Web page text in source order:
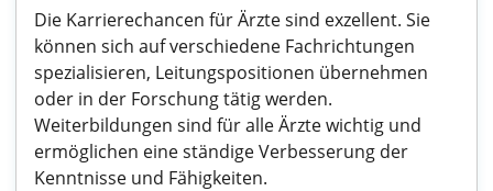
Die Karrierechancen für Ärzte sind exzellent. Sie
können sich auf verschiedene Fachrichtungen
spezialisieren, Leitungspositionen übernehmen
oder in der Forschung tätig werden.
Weiterbildungen sind für alle Ärzte wichtig und
ermöglichen eine ständige Verbesserung der
Kenntnisse und Fähigkeiten.